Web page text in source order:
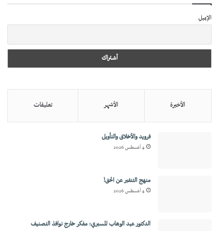
الإيميل
الأخيرة الأشهر تعليقات
فرويد والأخلاق والتأويل
4 أغسطس 2026
منهج التنفير عن الحق!
4 أغسطس 2026
الدكتور عبد الوهاب المسيري: مفكر خارج نوافذ التصنيف